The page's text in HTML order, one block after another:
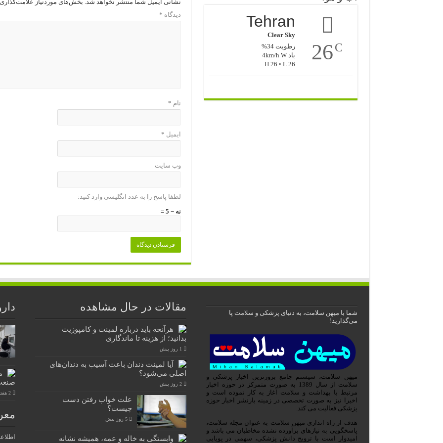
نشانی ایمیل شما منتشر نخواهد شد. بخش‌های موردنیاز
دیدگاه *
نام *
ایمیل *
وب‌ سایت
لطفا پاسخ را به عدد انگلیسی وارد کنید:
نه − 5 =
26C
Tehran
Clear Sky
رطوبت 34%
باد 4km/h W
H 26 • L 26
شما با میهن سلامت، به دنیای پزشکی و سلامت پا
می‌گذارید!
میهن سلامت، سیستم جامع بروزترین اخبار پزشکی و
سلامت از سال 1389 به صورت متمرکز در حوزه اخبار
مرتبط با بهداشت و سلامت آغاز به کار نموده است و
اخیرا نیز به صورت تخصصی در زمینه بازنشر اخبار حوزه
پزشکی فعالیت می کند.
هدف از راه اندازی میهن سلامت به عنوان مجله سلامت،
پاسخگویی به نیازهای برآورده نشده مخاطبان می باشد و
امیدوار است با ترویج دانش پزشکی، سهمی در پویایی
مقالات در حال مشاهده
هرآنچه باید درباره لمینت و کامپوزیت
بدانید؛ از هزینه تا ماندگاری
1 روز پیش
آیا لمینت دندان باعث آسیب به دندان‌های
اصلی می‌شود؟
2 روز پیش
علت خواب رفتن دست
چیست؟
5 روز پیش
وابستگی به خاله و عمه، همیشه نشانه
2 هفته پیش